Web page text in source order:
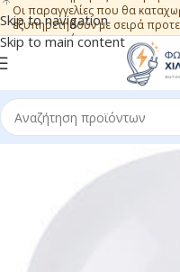
Skip to navigation
Skip to main content
Οι παραγγελίες που θα
εξυπηρετηθούν με σειρά
ευχαριστούμε για την